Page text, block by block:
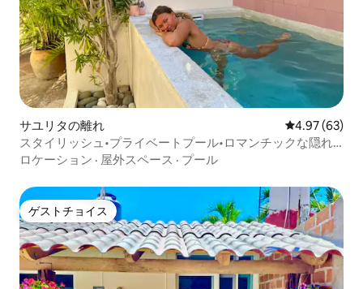
サユリタの離れ レビュー63
4.97 (63)
スタイリッシュ•プライベートプール•ロマンチックな隠れ
家
ロケーション · 屋外スペース · プール
ゲストチョイス
ゲストチョイス